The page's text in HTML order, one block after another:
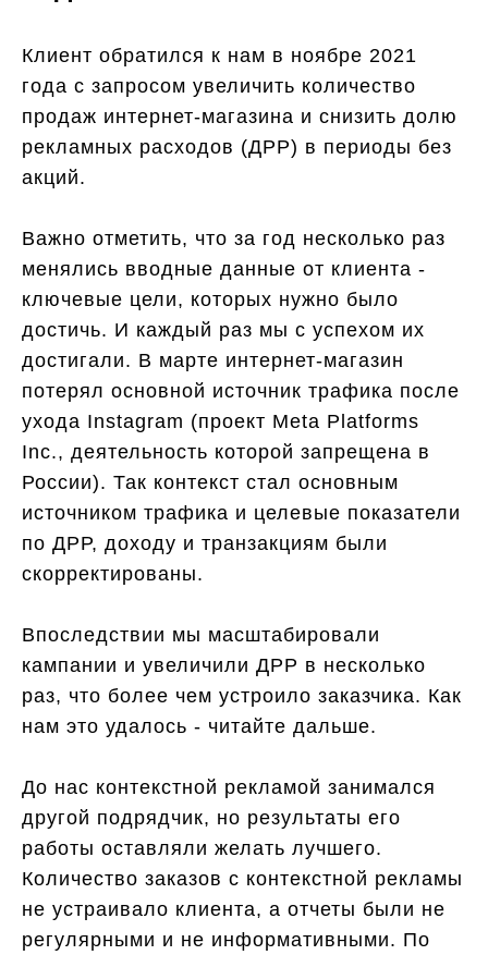
Клиент обратился к нам в ноябре 2021
года с запросом увеличить количество
продаж интернет-магазина и снизить долю
рекламных расходов (ДРР) в периоды без
акций.
Важно отметить, что за год несколько раз
менялись вводные данные от клиента -
ключевые цели, которых нужно было
достичь. И каждый раз мы с успехом их
достигали. В марте интернет-магазин
потерял основной источник трафика после
ухода Instagram (проект Meta Platforms
Inc., деятельность которой запрещена в
России). Так контекст стал основным
источником трафика и целевые показатели
по ДРР, доходу и транзакциям были
скорректированы.
Впоследствии мы масштабировали
кампании и увеличили ДРР в несколько
раз, что более чем устроило заказчика. Как
нам это удалось - читайте дальше.
До нас контекстной рекламой занимался
другой подрядчик, но результаты его
работы оставляли желать лучшего.
Количество заказов с контекстной рекламы
не устраивало клиента, а отчеты были не
регулярными и не информативными. По